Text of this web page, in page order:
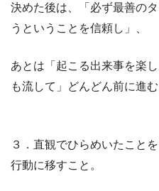
決めた後は、「必ず最善の
うということを信頼し」、
あとは「起こる出来事を楽
も流して」どんどん前に進
３．直観でひらめいたこと
行動に移すこと。